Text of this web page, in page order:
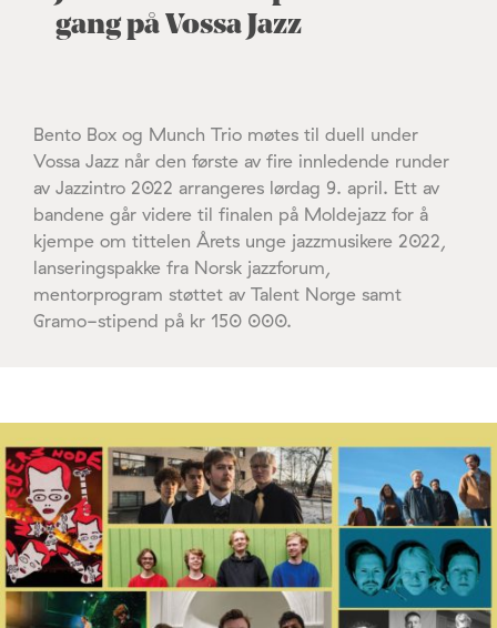
gang på Vossa Jazz
Bento Box og Munch Trio møtes til duell under
Vossa Jazz når den første av fire innledende runder
av Jazzintro 2022 arrangeres lørdag 9. april. Ett av
bandene går videre til finalen på Moldejazz for å
kjempe om tittelen Årets unge jazzmusikere 2022,
lanseringspakke fra Norsk jazzforum,
mentorprogram støttet av Talent Norge samt
Gramo-stipend på kr 150 000.